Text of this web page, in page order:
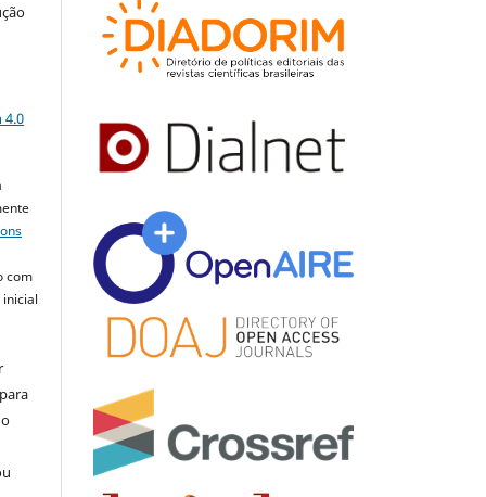
4.0
com